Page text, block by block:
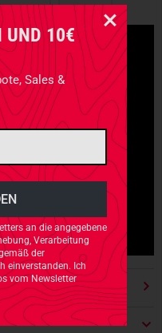
UND 10€
Sales &
an die angegebene
Verarbeitung
der
einverstanden. Ich
vom Newsletter
/ 5 Sternen